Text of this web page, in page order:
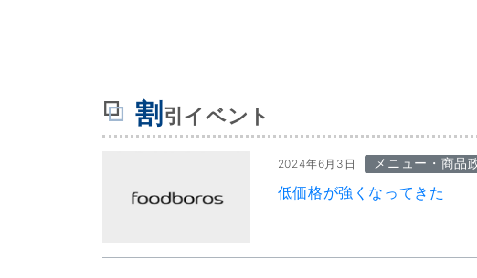
割 引イベント
2024年6月3日 メニュー・商品
低価格が強くなってきた